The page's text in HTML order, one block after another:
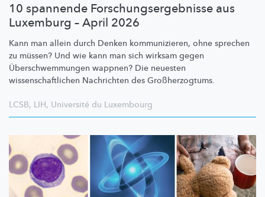
10 spannende Forschungsergebnisse aus
Luxemburg – April 2026
Kann man allein durch Denken kommunizieren, ohne sprechen
zu müssen? Und wie kann man sich wirksam gegen
Überschwemmungen wappnen? Die neuesten
wissenschaftlichen Nachrichten des Großherzogtums.
LCSB, LIH, Université du Luxembourg